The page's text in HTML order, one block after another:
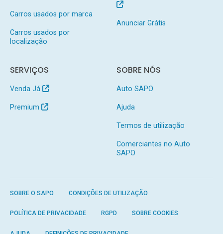
Carros usados por marca
Carros usados por
localização
Anunciar Grátis
SERVIÇOS
Venda Já
Premium
SOBRE NÓS
Auto SAPO
Ajuda
Termos de utilização
Comerciantes no Auto
SAPO
SOBRE O SAPO CONDIÇÕES DE UTILIZAÇÃO
POLÍTICA DE PRIVACIDADE RGPD SOBRE COOKIES